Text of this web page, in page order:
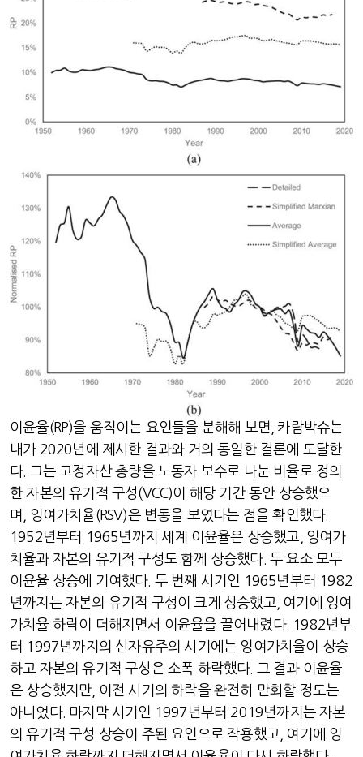
이윤율(RP)을 움직이는 요인들을 분해해 보면 카람박슈는
내가 2020년에 제시한 결과와 거의 동일한 결론에 도달한
다. 그는 고정자산 총량을 노동자 보수로 나눈 비율로 정의
한 자본의 유기적 구성(VCC)이 해당 기간 동안 상승했으
며
잉여가치율(RSV)은 변동을 보였다는 점을 확인했다.
1952년부터 1965년까지 세계 이윤율은 상승했고
잉여가
치율과 자본의 유기적 구성도 함께 상승했다.두 요소 모두
이윤율 상승에 기여했다. 두 번째 시기인 1965년부터 1982
년까지는 자본의 유기적 구성이 크게 상승했고
여기에 잉여
가치율 하락이 더해지면서 이윤율을 끌어내렸다. 1982년부
터 1997년까지의 신자유주의 시기에는 잉여가치율이 상승
하고 자본의 유기적 구성은 소폭 하락했다. 그 결과 이윤율
은 상승했지만 이전 시기의 하락을 완전히 만회할 정도는
아니었다. 마지막 시기인 1997 년부터 2019년까지는 자본
의 유기적 구성 상승이 주된 요인으로 작용했고
여기에 잉